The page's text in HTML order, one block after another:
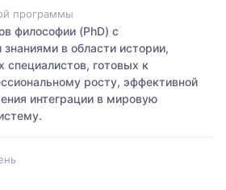
программы
философии (PhD) с
в области истории,
специалистов, готовых к
росту, эффективной
интеграции в мировую